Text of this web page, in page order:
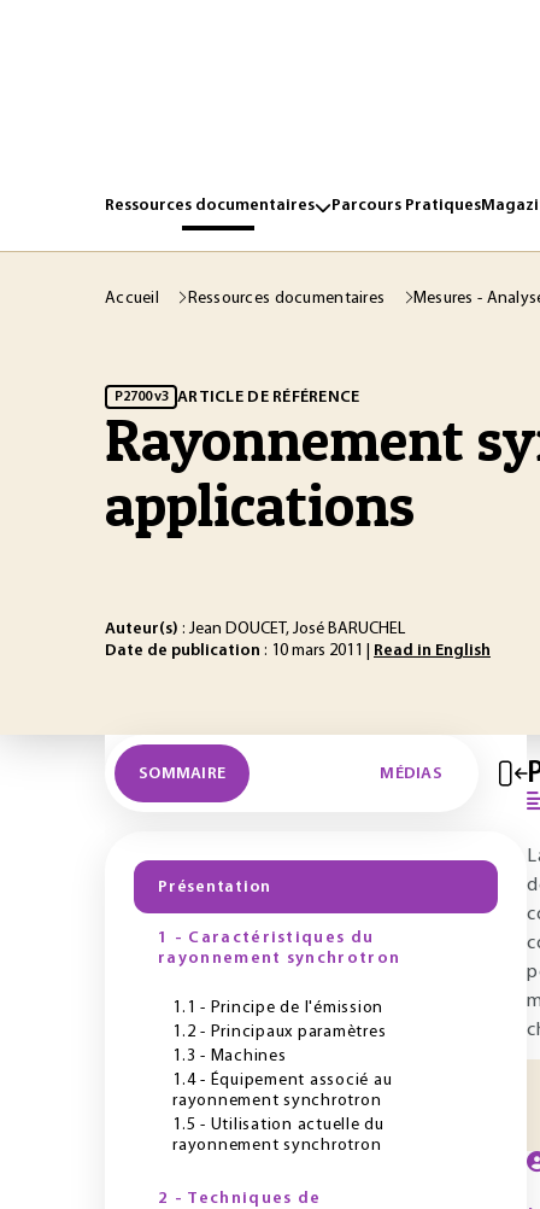
Ressources documentaires Parcours Pratiques
Accueil Ressources documentaires Mesures -
P2700 v3 ARTICLE DE RÉFÉRENCE
Rayonnement
applications
Auteur(s) : Jean DOUCET, José BARUCHEL
Date de publication : 10 mars 2011 | Read in English
SOMMAIRE MÉDIAS
Présentation
1 - Caractéristiques du
rayonnement synchrotron
1.1 - Principe de l'émission
1.2 - Principaux paramètres
1.3 - Machines
1.4 - Équipement associé au
rayonnement synchrotron
1.5 - Utilisation actuelle du
rayonnement synchrotron
2 - Techniques de